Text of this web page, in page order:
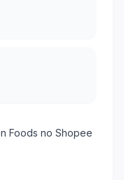
Foods no Shopee